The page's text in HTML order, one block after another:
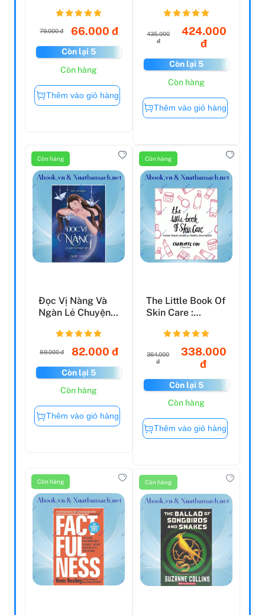
79.000 đ 66.000 đ
Còn lại 5
Còn hàng
Thêm vào giỏ hàng
435.000
đ
424.000
đ
Còn lại 5
Còn hàng
Thêm vào giỏ hàng
Còn hàng
Đọc Vị Nàng Và
Ngàn Lẻ Chuyện
89.000 đ 82.000 đ
Còn lại 5
Còn hàng
Thêm vào giỏ hàng
Còn hàng
The Little Book Of
Skin Care :
Secre...
364.000
đ
338.000
đ
Còn lại 5
Còn hàng
Thêm vào giỏ hàng
Còn hàng Còn hàng